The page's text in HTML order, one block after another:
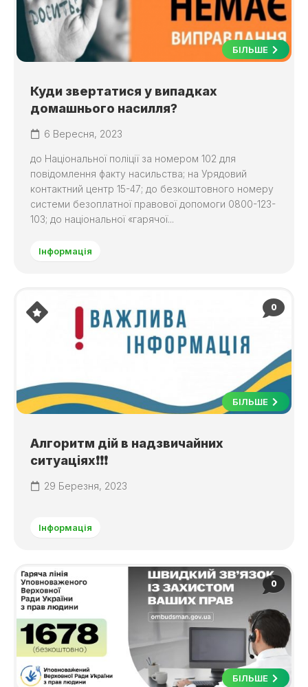
БІЛЬШЕ
Куди звертатися у випадках
домашнього насилля?
6 Вересня, 2023
до Національної поліції за номером 102 для
повідомлення факту насильства; на Урядовий
контактний центр 15-47; до безкоштовного номеру
системи безоплатної правової допомоги 0800-123-
103; до національної «гарячої...
Інформація
0
БІЛЬШЕ
Алгоритм дій в надзвичайних
ситуаціях❗❗❗
29 Березня, 2023
Інформація
0
БІЛЬШЕ